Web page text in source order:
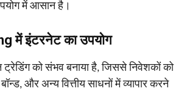
में आसान है।
में इंटरनेट का उपयोग
को संभव बनाया है, जिससे निवेशकों को
और अन्य वित्तीय साधनों में व्यापार करने